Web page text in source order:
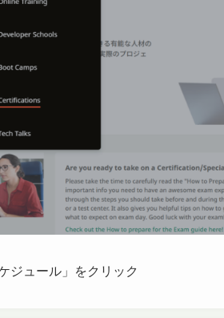
ジュール」をクリック